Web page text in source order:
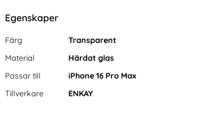
Egenskaper
Egenskaper/attribut för denna produkt
Attribut
Färg
Transparent
Material
Härdat glas
Passar till
iPhone 16 Pro Max
Tillverkare
ENKAY